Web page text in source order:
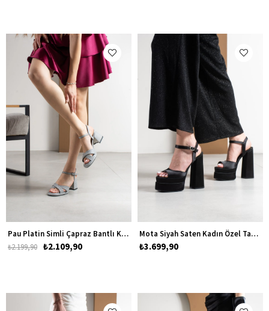
Pau Platin Simli Çapraz Bantlı Kadın Kalın Alçak Topuklu Ayakkabı
₺2.109,90
₺2.199,90
Mota Siyah Saten Kadın Özel Tasarım Yüksek Topuklu Platform Ayakkabı
₺3.699,90